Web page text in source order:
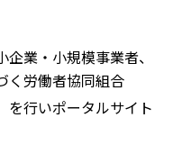
業・小規模事業者、
く労働者協同組合
を行いポータルサイト